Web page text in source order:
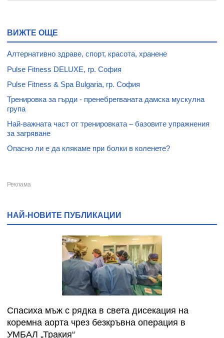
ВИЖТЕ ОЩЕ
Алтернативно здраве, спорт, красота, хранене
Pulse Fitness DELUXE, гр. София
Pulse Fitness & Spa Bulgaria, гр. София
Тренировка за гърди - пренебрегваната дамска мускулна
група
Най-важната част от тренировката – базовите упражнения
за загряване
Опасно ли е да клякаме при болки в коленете?
НАЙ-НОВИТЕ ПУБЛИКАЦИИ
Спасиха мъж с рядка в света дисекация на
коремна аорта чрез безкръвна операция в
УМБАЛ „Тракия“